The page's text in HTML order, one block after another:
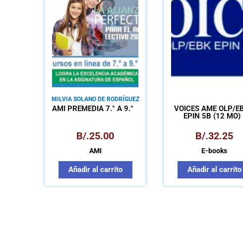
MILVIA SOLANO DE RODRÍGUEZ
AMI PREMEDIA 7.° A 9.°
B/.25.00
AMI
Añadir al carrito
VOICES AME OLP/
EPIN 5B (12 MO)
B/.32.25
E-books
Añadir al carrito